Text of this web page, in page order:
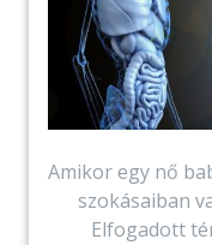
Amikor egy nő
szokásaiban
Elfogadott